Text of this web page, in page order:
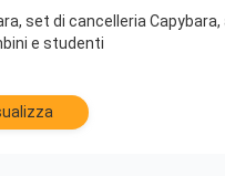
set di cancelleria
e studenti